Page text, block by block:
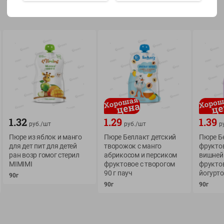
О сервисе
Условия доставки
Возврат товара
Оформление заказа
Мой Green
История покупок
Обратная связь
Приложение Green c
доставкой и
1.32 руб./шт
Пюре из яблок и манго
для дет пит для детей
ран возр гомог стерил
MIMIMI
90г
1.29 руб./шт
Пюре Беллакт детский
творожок с манго
абрикосом и персиком
фруктовое с творогом
90 г пауч
90г
1.39
Пюре
90г